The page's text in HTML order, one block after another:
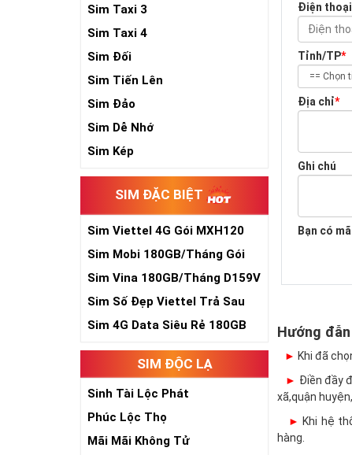
Sim Taxi 3
Sim Taxi 4
Sim Đối
Sim Tiến Lên
Sim Đảo
Sim Dễ Nhớ
Sim Kép
SIM ĐẶC BIỆT
Sim Viettel 4G Gói MXH120
Siêu Rẻ
Sim Mobi 180GB/Tháng Gói
TK159
Sim Vina 180GB/Tháng D159V
Sim Số Đẹp Viettel Trả Sau
Sim 4G Data Siêu Rẻ 180GB
SIM ĐỘC LẠ
Sinh Tài Lộc Phát
Phúc Lộc Thọ
Mãi Mãi Không Tử
Điện thoại
Tỉnh/TP*
Địa chỉ*
Ghi chú
Bạn có
Hướng
► Khi đã
► Điền đầy
xã,quận
► Khi hệ
hàng.